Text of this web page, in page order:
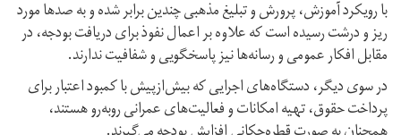
با رویکرد آموزش، ‌پرورش و تبلیغ مذهبی چندین برابر شده و به صدها مورد
ریز و درشت رسیده است که علاوه بر اعمال نفوذ برای دریافت بودجه، در
مقابل افکار عمومی و رسانه‌ها نیز پاسخگویی و شفافیت ندارند.
در سوی دیگر، دستگاه‌های اجرایی که بیش‌ازپیش با کمبود اعتبار برای
پرداخت حقوق،‌ تهیه امکانات و فعالیت‌های عمرانی روبه‌رو هستند،